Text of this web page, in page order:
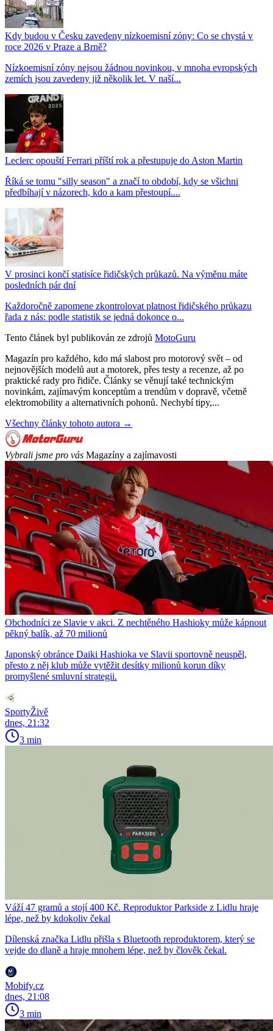
Kdy budou v Česku zavedeny nízkoemisní zóny: Co se chystá v
roce 2026 v Praze a Brně?
Nízkoemisní zóny nejsou žádnou novinkou, v mnoha evropských
zemích jsou zavedeny již několik let. V naší...
Leclerc opouští Ferrari příští rok a přestupuje do Aston Martin
Říká se tomu "silly season" a značí to období, kdy se všichni
předbíhají v názorech, kdo a kam přestoupí....
V prosinci končí statisíce řidičských průkazů. Na výměnu máte
posledních pár dní
Každoročně zapomene zkontrolovat platnost řidičského průkazu
řada z nás: podle statistik se jedná dokonce o...
Tento článek byl publikován ze zdrojů MotoGuru
Magazín pro každého, kdo má slabost pro motorový svět – od
nejnovějších modelů aut a motorek, přes testy a recenze, až po
praktické rady pro řidiče. Články se věnují také technickým
novinkám, zajímavým konceptům a trendům v dopravě, včetně
elektromobility a alternativních pohonů. Nechybí tipy,...
Všechny články tohoto autora →
Vybrali jsme pro vás Magazíny a zajímavosti
Obchodníci ze Slavie v akci. Z nechtěného Hashioky může kápnout
pěkný balík, až 70 milionů
Japonský obránce Daiki Hashioka ve Slavii sportovně neuspěl,
přesto z něj klub může vytěžit desítky milionů korun díky
promyšlené smluvní strategii.
SportyŽivě
dnes, 21:32
3 min
Váží 47 gramů a stojí 400 Kč. Reproduktor Parkside z Lidlu hraje
lépe, než by kdokoliv čekal
Dílenská značka Lidlu přišla s Bluetooth reproduktorem, který se
vejde do dlaně a hraje mnohem lépe, než by člověk čekal.
Mobify.cz
dnes, 21:08
3 min